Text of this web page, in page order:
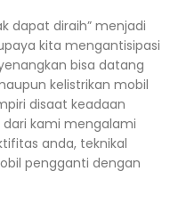
dapat diraih” menjadi
kita mengantisipasi
bisa datang
kelistrikan mobil
disaat keadaan
kami mengalami
anda, teknikal
pengganti dengan